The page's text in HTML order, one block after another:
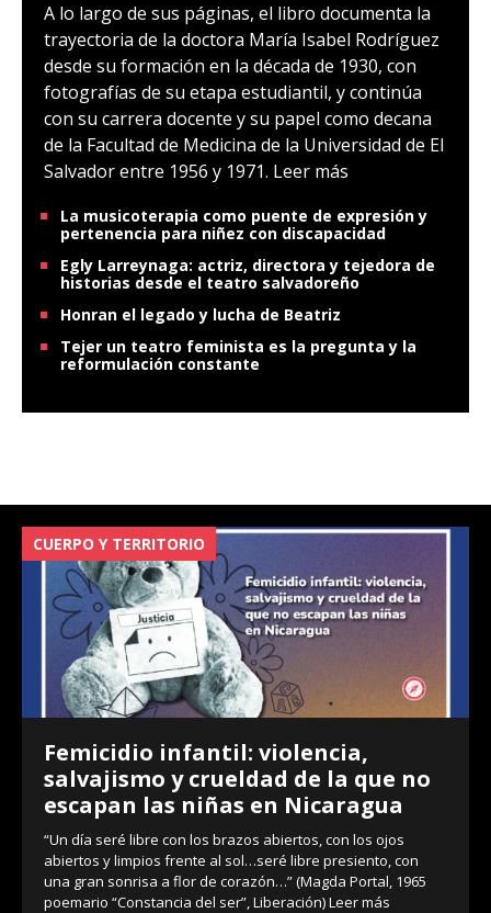
A lo largo de sus páginas, el libro documenta la
trayectoria de la doctora María Isabel Rodríguez
desde su formación en la década de 1930, con
fotografías de su etapa estudiantil, y continúa
con su carrera docente y su papel como decana
de la Facultad de Medicina de la Universidad de El
Salvador entre 1956 y 1971. Leer más
La musicoterapia como puente de expresión y
pertenencia para niñez con discapacidad
Egly Larreynaga: actriz, directora y tejedora de
historias desde el teatro salvadoreño
Honran el legado y lucha de Beatriz
Tejer un teatro feminista es la pregunta y la
reformulación constante
CUERPO Y TERRITORIO
Femicidio infantil: violencia,
salvajismo y crueldad de la que no
escapan las niñas en Nicaragua
“Un día seré libre con los brazos abiertos, con los ojos
abiertos y limpios frente al sol…seré libre presiento, con
una gran sonrisa a flor de corazón…” (Magda Portal, 1965
poemario “Constancia del ser”, Liberación)Leer más